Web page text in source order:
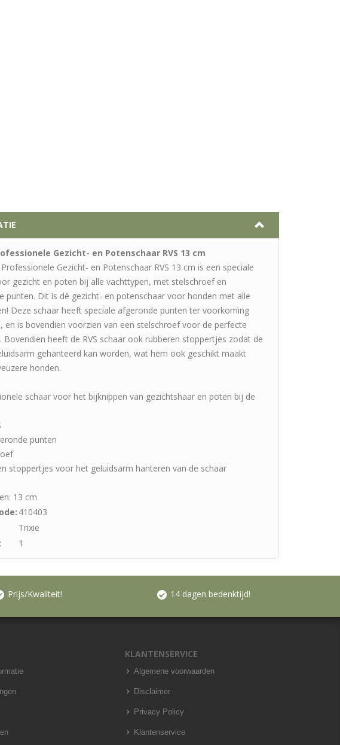
Gezicht- en Potenschaar RVS 13 cm
Gezicht- en Potenschaar RVS 13 cm is een speciale
gezicht en poten bij alle vachttypen, met stelschroef en
punten. Dit is dé gezicht- en potenschaar voor honden met alle
Deze schaar heeft speciale afgeronde punten ter voorkoming
en is bovendien voorzien van een stelschroef voor de perfecte
Bovendien heeft de RVS schaar ook rubberen stoppertjes zodat de
gehanteerd kan worden, wat hem ook geschikt maakt
honden.
schaar voor het bijknippen van gezichtshaar en poten bij de
punten
stoppertjes voor het geluidsarm hanteren van de schaar
13 cm
410403
Trixie
1
Prijs/Kwaliteit! 14 dagen bedenktijd!
KLANTENSERVICE
Algemene voorwaarden
Disclaimer
Privacy Policy
Klantenservice